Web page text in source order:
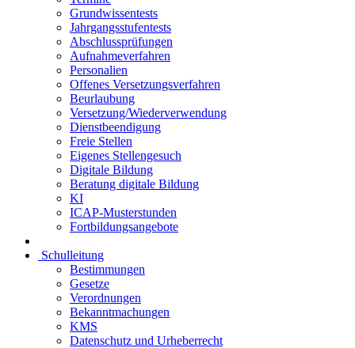
Grundwissentests
Jahrgangsstufentests
Abschlussprüfungen
Aufnahmeverfahren
Personalien
Offenes Versetzungsverfahren
Beurlaubung
Versetzung/Wiederverwendung
Dienstbeendigung
Freie Stellen
Eigenes Stellengesuch
Digitale Bildung
Beratung digitale Bildung
KI
ICAP-Musterstunden
Fortbildungsangebote
Schulleitung
Bestimmungen
Gesetze
Verordnungen
Bekanntmachungen
KMS
Datenschutz und Urheberrecht